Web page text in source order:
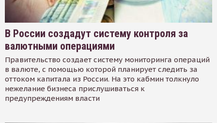
В России создадут систему контроля за
валютными операциями
Правительство создает систему мониторинга операций
в валюте, с помощью которой планирует следить за
оттоком капитала из России. На это кабмин толкнуло
нежелание бизнеса прислушиваться к
предупреждениям власти